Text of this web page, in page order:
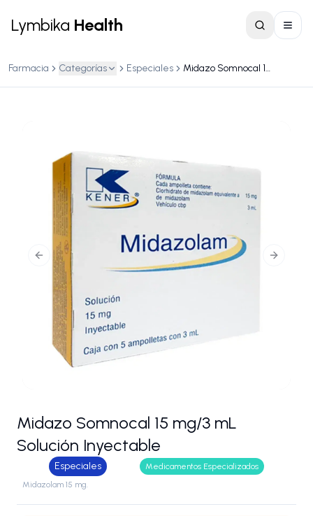
Lymbika Health
Farmacia Categorías Especiales Midazo Somnocal 15 mg/3 mL Solución Inyectable
Previous slide Next
Midazo Somnocal 15 mg/3 mL
Solución Inyectable
Especiales
Medicamentos Especializados
Midazolam 15 mg.